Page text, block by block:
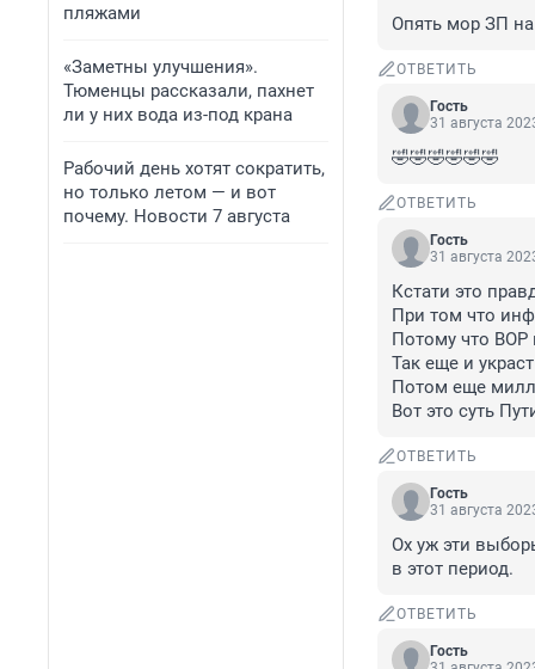
пляжами
«Заметны улучшения».
Тюменцы рассказали, пахнет
ли у них вода из-под крана
Рабочий день хотят сократить,
но только летом — и вот
почему. Новости 7 августа
Опять мор ЗП
ОТВЕТИТЬ
Гость
31 августа
🤣🤣🤣🤣🤣🤣
ОТВЕТИТЬ
Гость
31 августа
Кстати это
При том что
Потому что ВОР
Так еще и
Потом еще
Вот это суть
ОТВЕТИТЬ
Гость
31 августа
Ох уж эти
в этот период.
ОТВЕТИТЬ
Гость